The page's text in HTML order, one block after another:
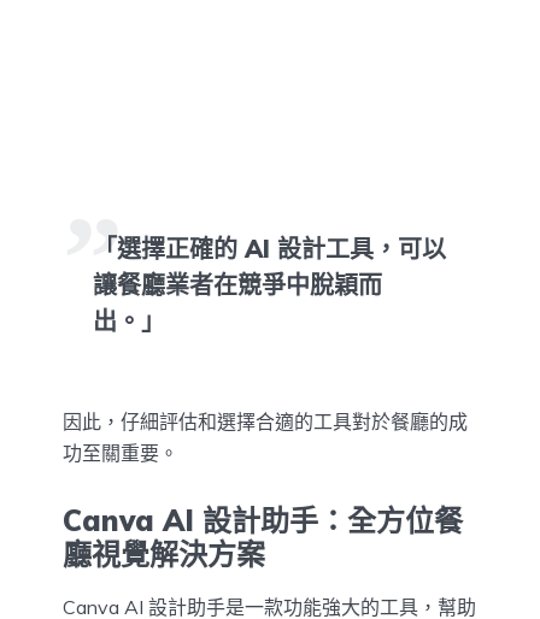
「選擇正確的 AI 設計工具，可以
讓餐廳業者在競爭中脫穎而
出。」
因此，仔細評估和選擇合適的工具對於餐廳的成
功至關重要。
Canva AI 設計助手：全方位餐
廳視覺解決方案
Canva AI 設計助手是一款功能強大的工具，幫助